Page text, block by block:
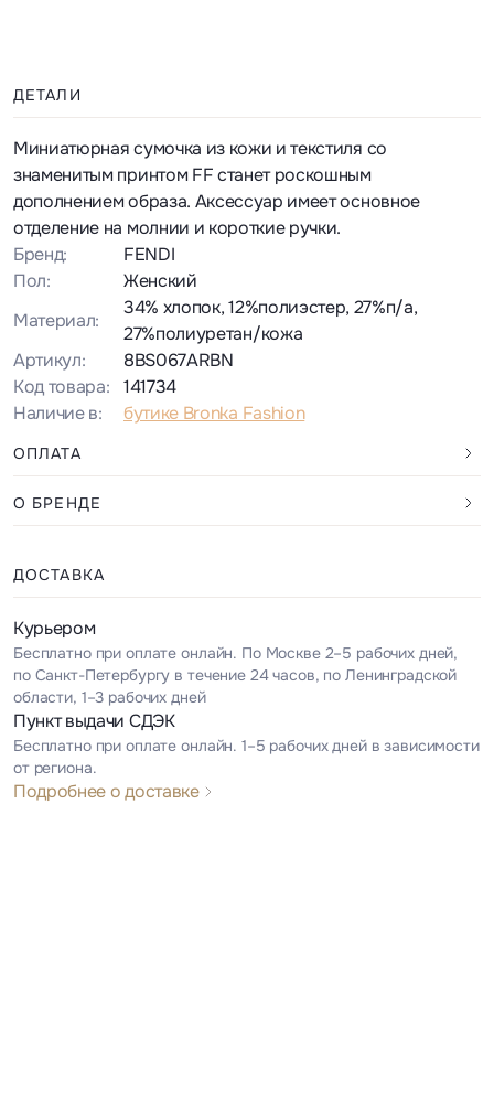
ДЕТАЛИ
Миниатюрная сумочка из кожи и текстиля со
знаменитым принтом FF станет роскошным
дополнением образа. Аксессуар имеет основное
отделение на молнии и короткие ручки.
Бренд:
FENDI
Пол:
Женский
Материал:
34% хлопок, 12%полиэстер, 27%п/а,
27%полиуретан/кожа
Артикул:
8BS067ARBN
Код товара:
141734
Наличие в:
бутике Bronka Fashion
ОПЛАТА
О БРЕНДЕ
ДОСТАВКА
Курьером
Бесплатно при оплате онлайн. По Москве 2–5 рабочих дней,
по Санкт-Петербургу в течение 24 часов, по Ленинградской
области, 1–3 рабочих дней
Пункт выдачи СДЭК
Бесплатно при оплате онлайн. 1–5 рабочих дней в зависимости
от региона.
Подробнее о доставке